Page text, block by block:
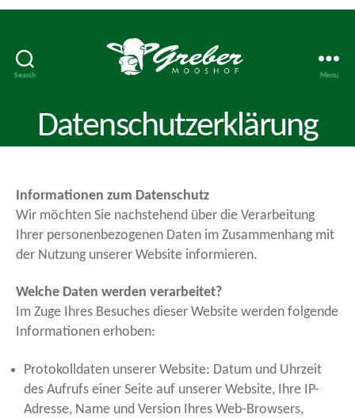
Search Menu
Datenschutzerklärung
Informationen zum Datenschutz
Wir möchten Sie nachstehend über die Verarbeitung
Ihrer personenbezogenen Daten im Zusammenhang mit
der Nutzung unserer Website informieren.
Welche Daten werden verarbeitet?
Im Zuge Ihres Besuches dieser Website werden folgende
Informationen erhoben:
Protokolldaten unserer Website: Datum und Uhrzeit
des Aufrufs einer Seite auf unserer Website, Ihre IP-
Adresse, Name und Version Ihres Web-Browsers,